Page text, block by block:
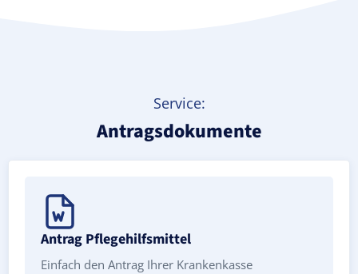
Service:
Antragsdokumente
Antrag Pflegehilfsmittel
Einfach den Antrag Ihrer Krankenkasse